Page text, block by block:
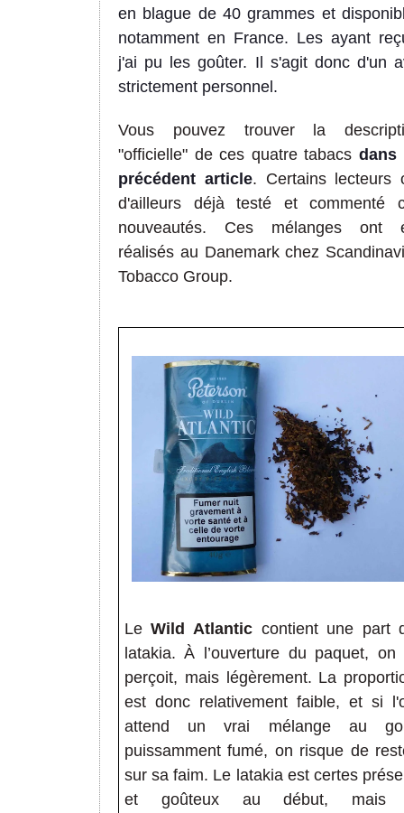
en blague de 40 grammes et
notamment en France. Les ayant
j'ai pu les goûter. Il s'agit donc d'un
strictement personnel.
Vous pouvez trouver la
"officielle" de ces quatre tabacs dans
précédent article. Certains lecteurs
d'ailleurs déjà testé et commenté
nouveautés. Ces mélanges ont
réalisés au Danemark chez
Tobacco Group.
LeWild Atlanticcontient une part
latakia. À l’ouverture du paquet, on
perçoit, mais légèrement. La
est donc relativement faible, et si
attend un vrai mélange au
puissamment fumé, on risque de
sur sa faim. Le latakia est certes
et goûteux au début, mais